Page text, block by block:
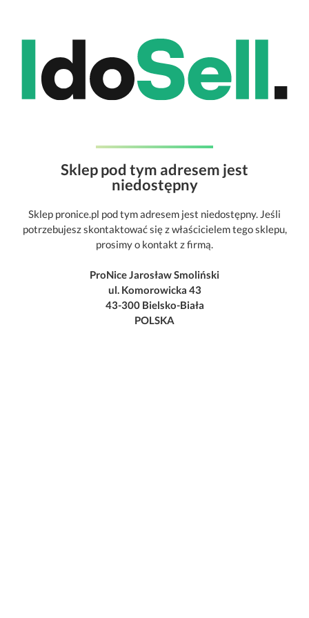
Sklep pod tym adresem jest
niedostępny
Sklep pronice.pl pod tym adresem jest niedostępny. Jeśli
potrzebujesz skontaktować się z właścicielem tego sklepu,
prosimy o kontakt z firmą.
ProNice Jarosław Smoliński
ul. Komorowicka 43
43-300 Bielsko-Biała
POLSKA